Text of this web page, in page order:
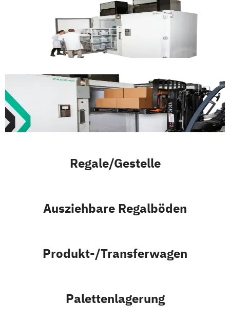
Regale/Gestelle
Ausziehbare Regalböden
Produkt-/Transferwagen
Palettenlagerung